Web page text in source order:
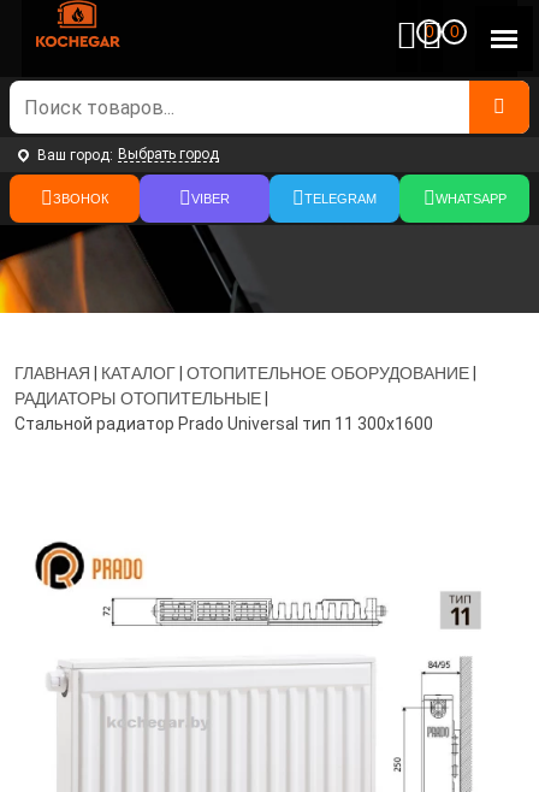
0 0
Ваш город: Выбрать город
ЗВОНОК VIBER TELEGRAM WHATSAPP
ГЛАВНАЯ | КАТАЛОГ| ОТОПИТЕЛЬНОЕ ОБОРУДОВАНИЕ|
РАДИАТОРЫ ОТОПИТЕЛЬНЫЕ|
Стальной радиатор Prado Universal тип 11 300x1600